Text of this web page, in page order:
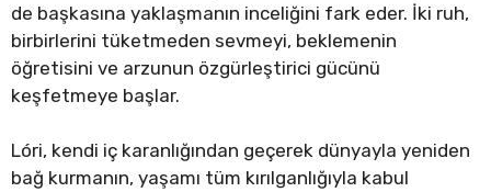
de başkasına yaklaşmanın inceliğini fark eder. İki ruh,
birbirlerini tüketmeden sevmeyi, beklemenin
öğretisini ve arzunun özgürleştirici gücünü
keşfetmeye başlar.
Lóri, kendi iç karanlığından geçerek dünyayla yeniden
bağ kurmanın, yaşamı tüm kırılganlığıyla kabul